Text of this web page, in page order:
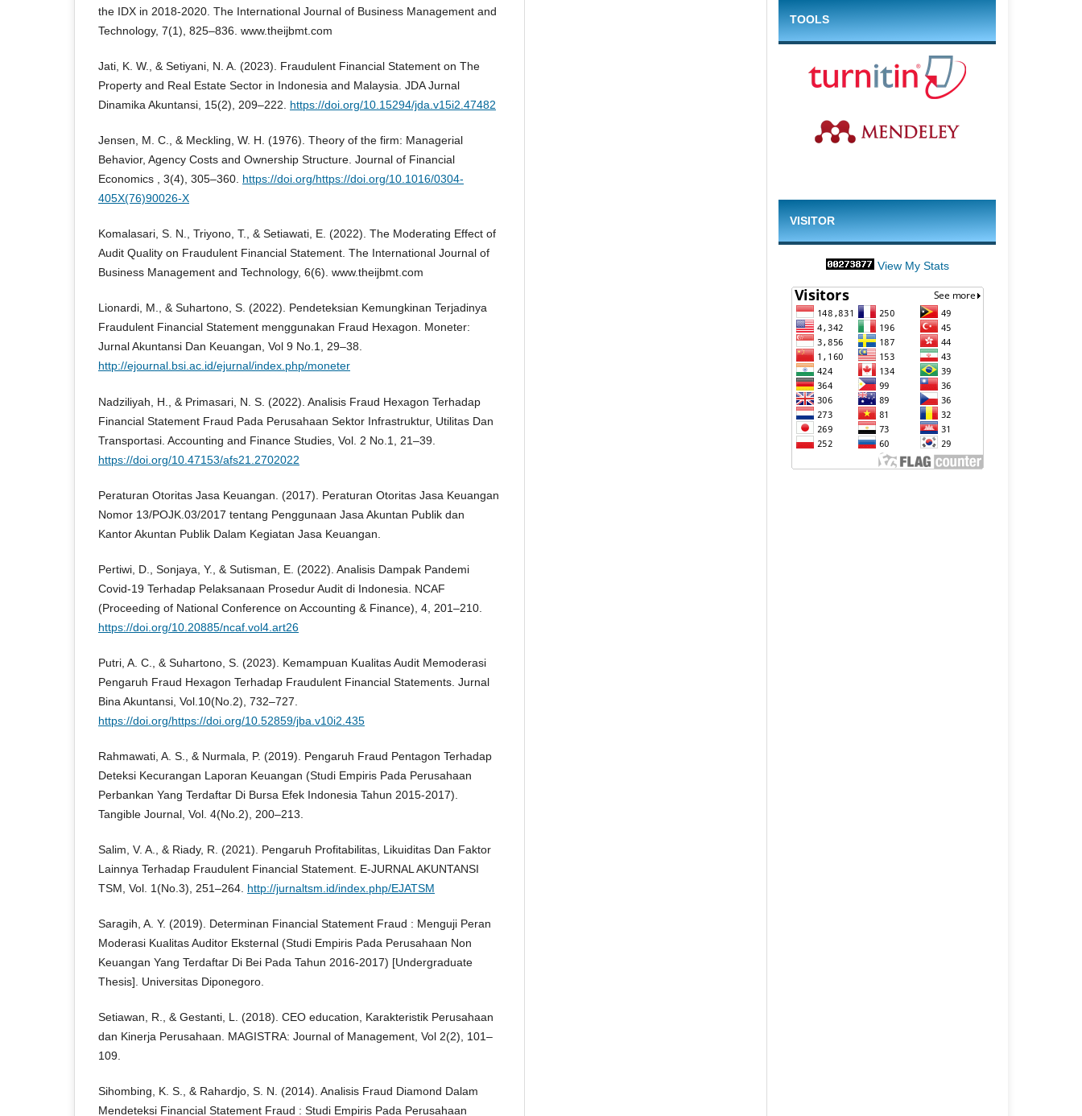
the IDX in 2018-2020. The International Journal of Business Management and
Technology, 7(1), 825–836. www.theijbmt.com
Jati, K. W., & Setiyani, N. A. (2023). Fraudulent Financial Statement on The
Property and Real Estate Sector in Indonesia and Malaysia. JDA Jurnal
Dinamika Akuntansi, 15(2), 209–222. https://doi.org/10.15294/jda.v15i2.47482
Jensen, M. C., & Meckling, W. H. (1976). Theory of the firm: Managerial
Behavior, Agency Costs and Ownership Structure. Journal of Financial
Economics , 3(4), 305–360. https://doi.org/https://doi.org/10.1016/0304-
405X(76)90026-X
Komalasari, S. N., Triyono, T., & Setiawati, E. (2022). The Moderating Effect of
Audit Quality on Fraudulent Financial Statement. The International Journal of
Business Management and Technology, 6(6). www.theijbmt.com
Lionardi, M., & Suhartono, S. (2022). Pendeteksian Kemungkinan Terjadinya
Fraudulent Financial Statement menggunakan Fraud Hexagon. Moneter:
Jurnal Akuntansi Dan Keuangan, Vol 9 No.1, 29–38.
http://ejournal.bsi.ac.id/ejurnal/index.php/moneter
Nadziliyah, H., & Primasari, N. S. (2022). Analisis Fraud Hexagon Terhadap
Financial Statement Fraud Pada Perusahaan Sektor Infrastruktur, Utilitas Dan
Transportasi. Accounting and Finance Studies, Vol. 2 No.1, 21–39.
https://doi.org/10.47153/afs21.2702022
Peraturan Otoritas Jasa Keuangan. (2017). Peraturan Otoritas Jasa Keuangan
Nomor 13/POJK.03/2017 tentang Penggunaan Jasa Akuntan Publik dan
Kantor Akuntan Publik Dalam Kegiatan Jasa Keuangan.
Pertiwi, D., Sonjaya, Y., & Sutisman, E. (2022). Analisis Dampak Pandemi
Covid-19 Terhadap Pelaksanaan Prosedur Audit di Indonesia. NCAF
(Proceeding of National Conference on Accounting & Finance), 4, 201–210.
https://doi.org/10.20885/ncaf.vol4.art26
Putri, A. C., & Suhartono, S. (2023). Kemampuan Kualitas Audit Memoderasi
Pengaruh Fraud Hexagon Terhadap Fraudulent Financial Statements. Jurnal
Bina Akuntansi, Vol.10(No.2), 732–727.
https://doi.org/https://doi.org/10.52859/jba.v10i2.435
Rahmawati, A. S., & Nurmala, P. (2019). Pengaruh Fraud Pentagon Terhadap
Deteksi Kecurangan Laporan Keuangan (Studi Empiris Pada Perusahaan
Perbankan Yang Terdaftar Di Bursa Efek Indonesia Tahun 2015-2017).
Tangible Journal, Vol. 4(No.2), 200–213.
Salim, V. A., & Riady, R. (2021). Pengaruh Profitabilitas, Likuiditas Dan Faktor
Lainnya Terhadap Fraudulent Financial Statement. E-JURNAL AKUNTANSI
TSM, Vol. 1(No.3), 251–264. http://jurnaltsm.id/index.php/EJATSM
Saragih, A. Y. (2019). Determinan Financial Statement Fraud : Menguji Peran
Moderasi Kualitas Auditor Eksternal (Studi Empiris Pada Perusahaan Non
Keuangan Yang Terdaftar Di Bei Pada Tahun 2016-2017) [Undergraduate
Thesis]. Universitas Diponegoro.
Setiawan, R., & Gestanti, L. (2018). CEO education, Karakteristik Perusahaan
dan Kinerja Perusahaan. MAGISTRA: Journal of Management, Vol 2(2), 101–
109.
Sihombing, K. S., & Rahardjo, S. N. (2014). Analisis Fraud Diamond Dalam
Mendeteksi Financial Statement Fraud : Studi Empiris Pada Perusahaan
TOOLS
VISITOR
View My Stats